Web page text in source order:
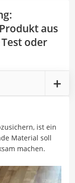
:
aus
oder
ist ein
Material soll
machen.